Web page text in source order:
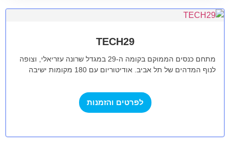
TECH29
מתחם כנסים הממוקם בקומה ה-29 במגדל שרונה עזריאלי, וצופה
לנוף המדהים של תל אביב. אודיטוריום עם 180 מקומות ישיבה
לפרטים והזמנות